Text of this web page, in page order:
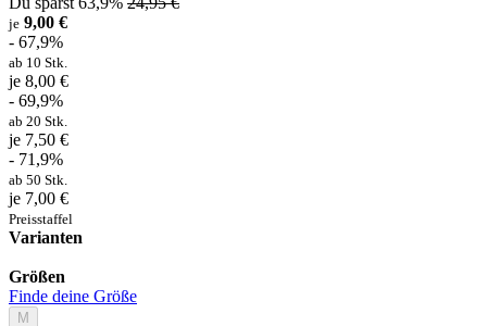
je 9,00 €
- 67,9%
ab 10 Stk.
je 8,00 €
- 69,9%
ab 20 Stk.
je 7,50 €
- 71,9%
ab 50 Stk.
je 7,00 €
Preisstaffel
Varianten
Größen
Finde deine Größe
M